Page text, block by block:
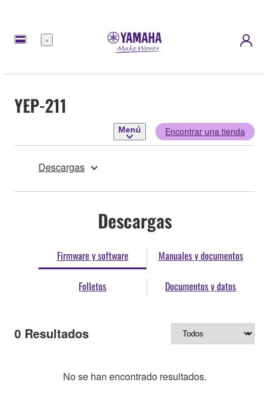
Menú
YEP-211
Menú Encontrar una tienda
Descargas
Descargas
Firmware y software Manuales y documentos
Folletos Documentos y datos
0 Resultados
No se han encontrado resultados.